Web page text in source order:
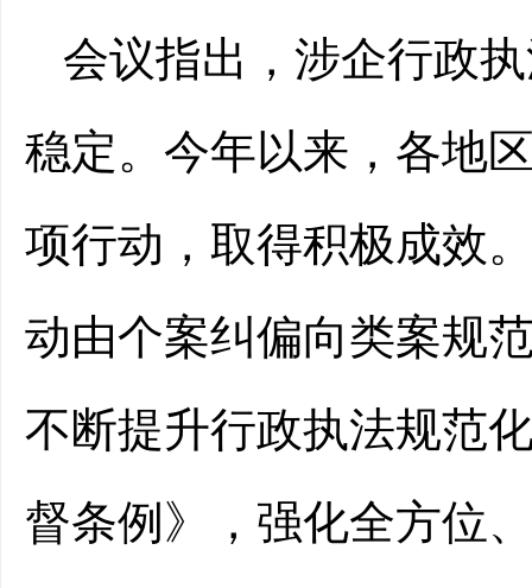
会议指出，涉企行政
稳定。今年以来，各地
项行动，取得积极成效
动由个案纠偏向类案规
不断提升行政执法规范
督条例》，强化全方位